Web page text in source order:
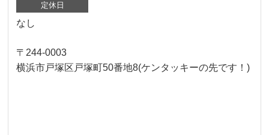
定休日
なし
〒244-0003
横浜市戸塚区戸塚町50番地8(ケンタッキーの先です！)